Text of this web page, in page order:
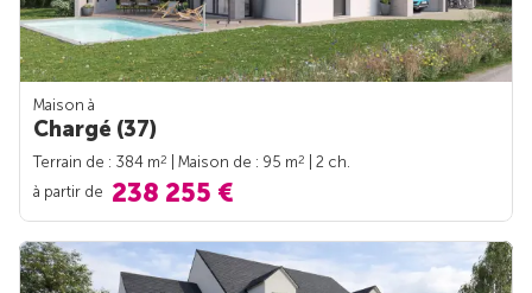
Maison à
Chargé (37)
Terrain de : 384 m2 | Maison de : 95 m2
| 2 ch.
à partir de 238 255 €